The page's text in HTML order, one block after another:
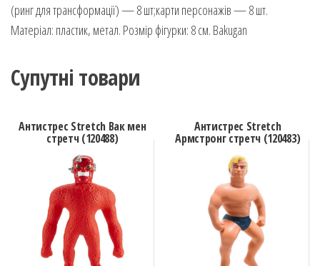
(ринг для трансформації) — 8 шт;карти персонажів — 8 шт.
Матеріал: пластик, метал. Розмір фігурки: 8 см. Bakugan
Супутні товари
Антистрес Stretch Вак мен
стретч (120488)
Антистрес Stretch
Армстронг стретч (120483)